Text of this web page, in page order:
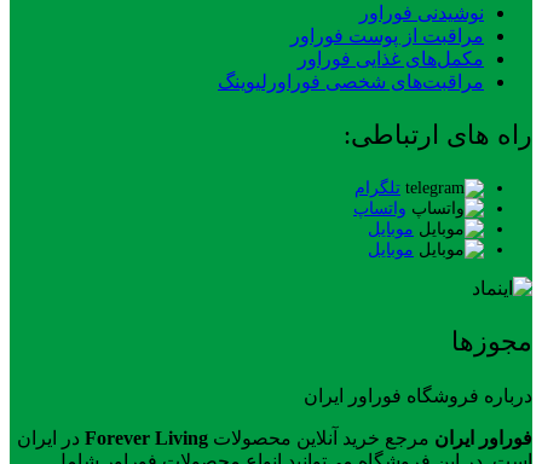
نوشیدنی فوراور
مراقبت از پوست فوراور
مکمل‌های غذایی فوراور
مراقبت‌های شخصی فوراورلیوینگ
راه های ارتباطی:
تلگرام
واتساپ
موبایل
موبایل
مجوزها
درباره فروشگاه فوراور ایران
فوراور ایران مرجع خرید آنلاین محصولات Forever Living در ایران